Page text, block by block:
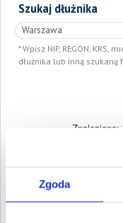
Zgoda
Szukaj dłużnika
Wpisz NIP, REGON, KRS,
dłużnika lub inną szukaną
Znalezione:
GENEVER SPÓŁKA Z
OGRANICZONĄ